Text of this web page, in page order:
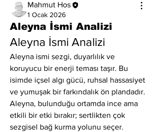
Mahmut Hos
1 Ocak 2026
Aleyna İsmi Analizi
Aleyna İsmi Analizi
Aleyna ismi sezgi, duyarlılık ve
koruyucu bir enerji teması taşır. Bu
isimde içsel algı gücü, ruhsal hassasiyet
ve yumuşak bir farkındalık ön plandadır.
Aleyna, bulunduğu ortamda ince ama
etkili bir etki bırakır; sertlikten çok
sezgisel bağ kurma yolunu seçer.